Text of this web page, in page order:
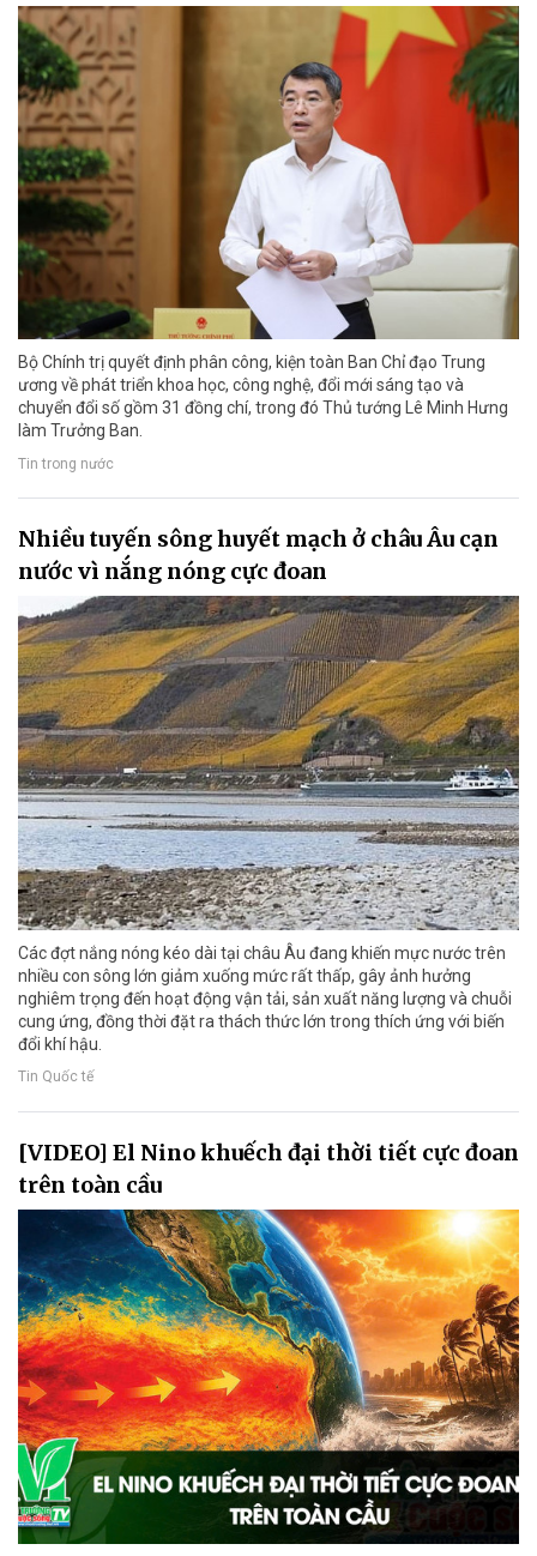
Bộ Chính trị quyết định phân công, kiện toàn Ban Chỉ đạo Trung
ương về phát triển khoa học, công nghệ, đổi mới sáng tạo và
chuyển đổi số gồm 31 đồng chí, trong đó Thủ tướng Lê Minh Hưng
làm Trưởng Ban.
Tin trong nước
Nhiều tuyến sông huyết mạch ở châu Âu cạn
nước vì nắng nóng cực đoan
Các đợt nắng nóng kéo dài tại châu Âu đang khiến mực nước trên
nhiều con sông lớn giảm xuống mức rất thấp, gây ảnh hưởng
nghiêm trọng đến hoạt động vận tải, sản xuất năng lượng và chuỗi
cung ứng, đồng thời đặt ra thách thức lớn trong thích ứng với biến
đổi khí hậu.
Tin Quốc tế
[VIDEO] El Nino khuếch đại thời tiết cực đoan
trên toàn cầu